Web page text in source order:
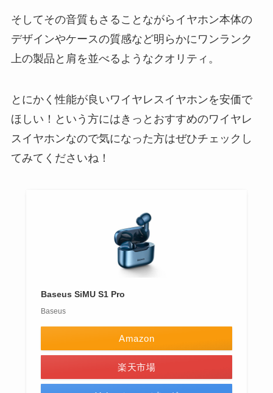
そしてその音質もさることながらイヤホン本体の
デザインやケースの質感など明らかにワンランク
上の製品と肩を並べるようなクオリティ。
とにかく性能が良いワイヤレスイヤホンを安価で
ほしい！という方にはきっとおすすめのワイヤレ
スイヤホンなので気になった方はぜひチェックし
てみてくださいね！
Baseus SiMU S1 Pro
Baseus
Amazon
楽天市場